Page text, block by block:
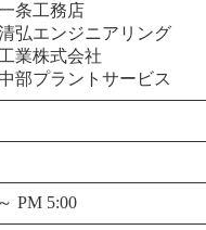
条工務店
弘エンジニアリング
業株式会社
部プラントサービス
PM 5:00